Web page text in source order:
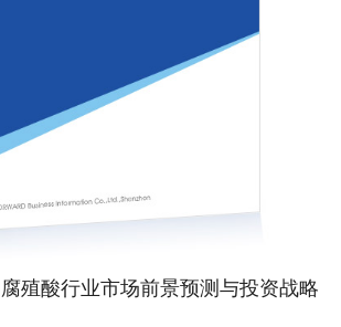
腐殖酸行业市场前景预测与投资战略